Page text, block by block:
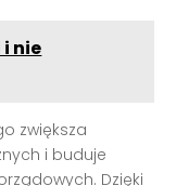
nie
zwiększa
i buduje
Dzięki